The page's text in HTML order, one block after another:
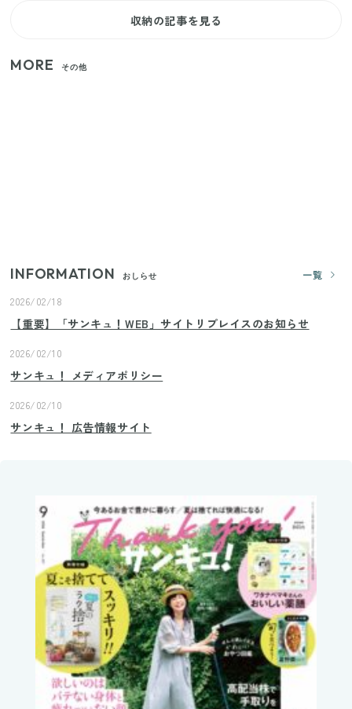
収納の記事を見る
MORE その他
INFORMATION おしらせ
一覧
2026/02/18
【重要】「サンキュ！WEB」サイトリプレイスのお知らせ
2026/02/10
サンキュ！ メディアポリシー
2026/02/10
サンキュ！ 広告情報サイト